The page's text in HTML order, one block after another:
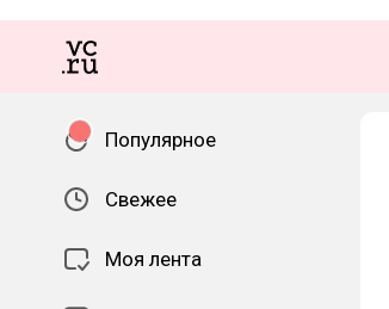
Популярное
Свежее
Моя лента